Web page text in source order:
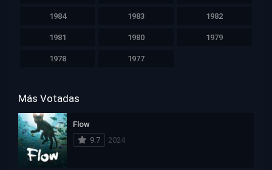
1984 1983 1982
1981 1980 1979
1978 1977
Más Votadas
Flow
9.7
2024